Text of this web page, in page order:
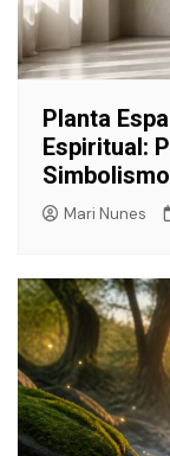
Planta
Espiritual:
Mari Nunes